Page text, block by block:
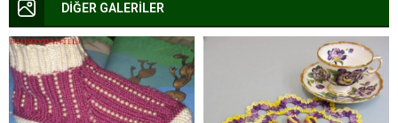
DİĞER GALERİLER